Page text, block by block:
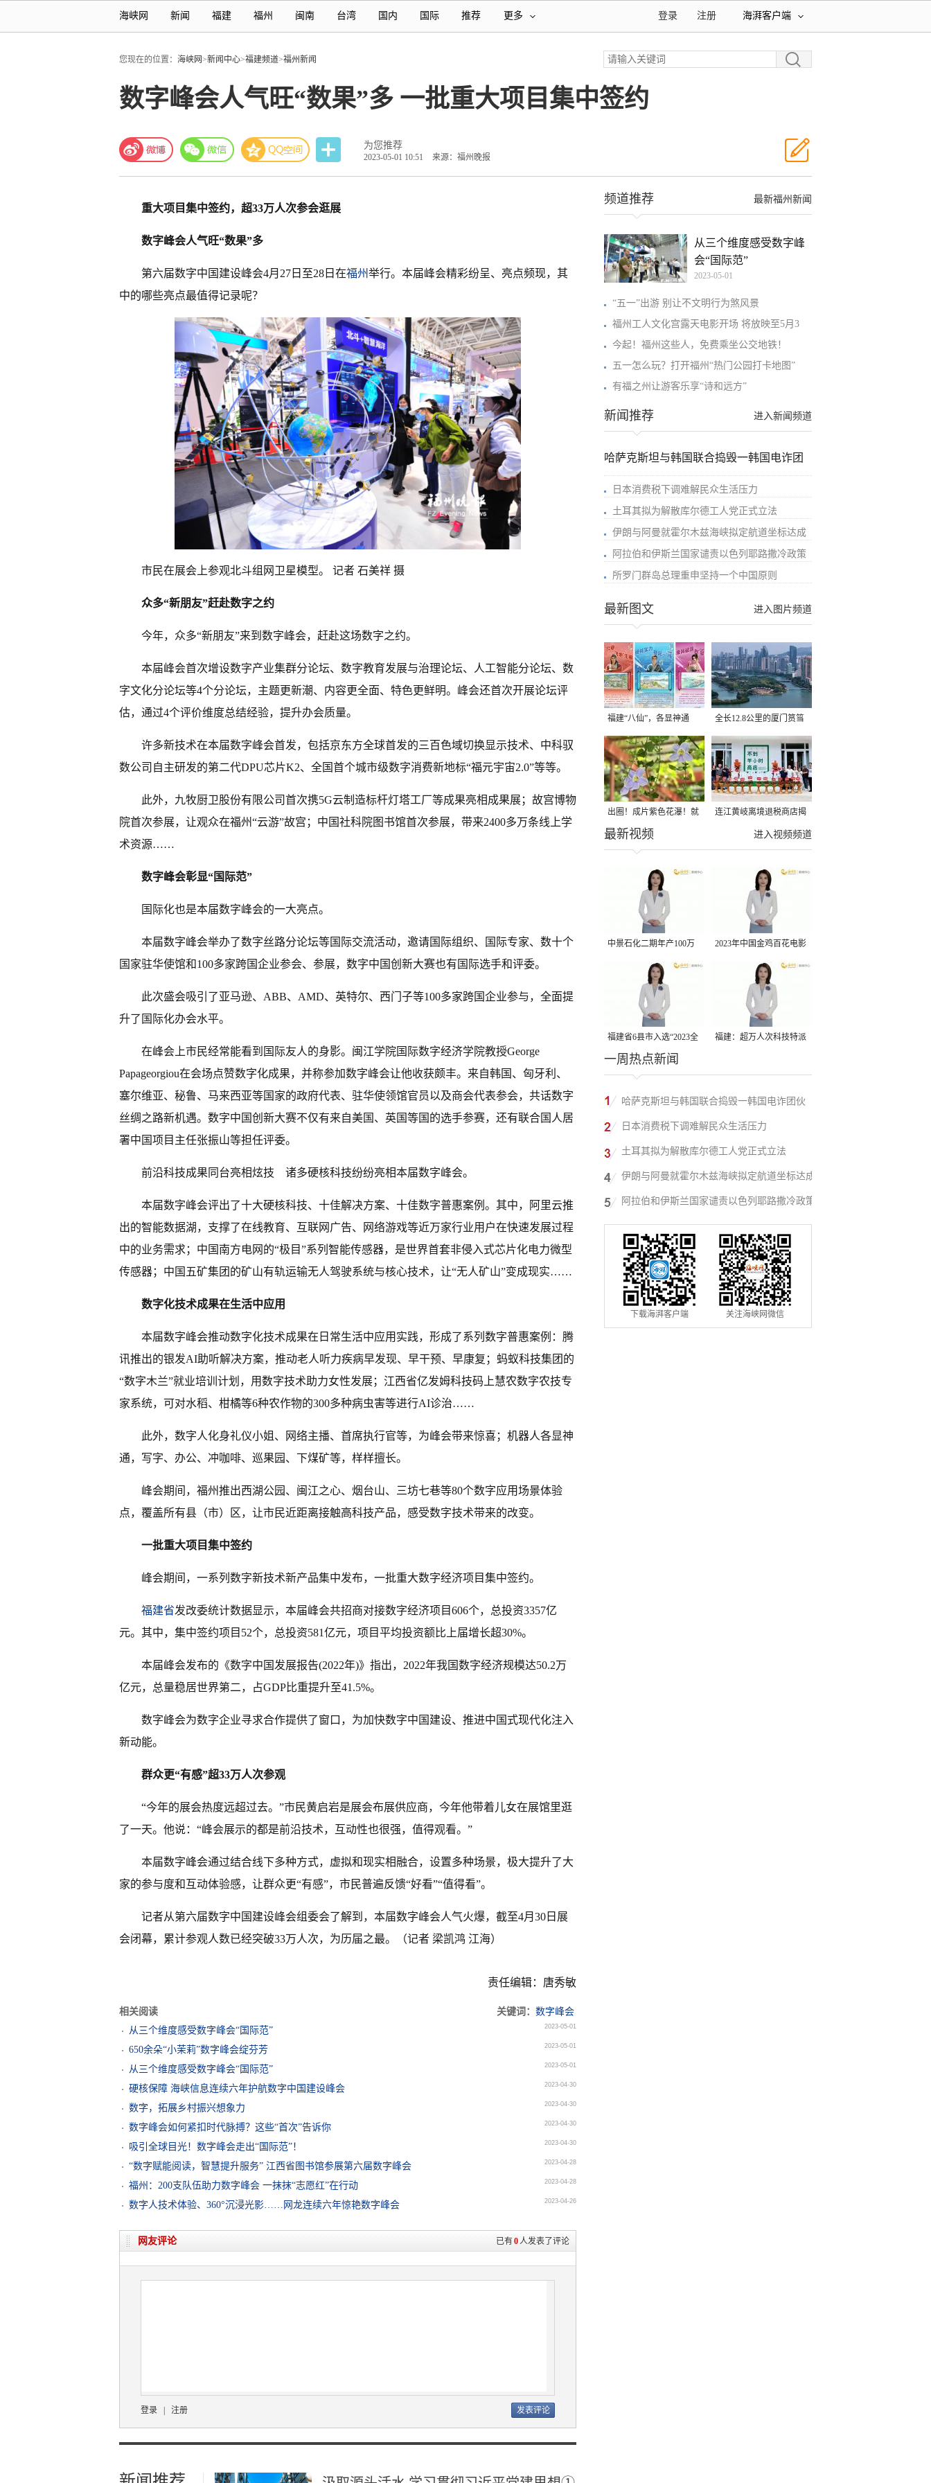
海峡网 新闻 福建 福州 闽南 台湾 国内 国际 推荐 更多 海湃客户端
注册
登录
您现在的位置： 海峡网>新闻中心>福建频道>福州新闻
数字峰会人气旺“数果”多 一批重大项目集中签约
为您推荐
2023-05-01 10:51 来源：福州晚报
重大项目集中签约，超33万人次参会逛展
数字峰会人气旺“数果”多
第六届数字中国建设峰会4月27日至28日在福州举行。本届峰会精彩纷呈、亮点频现，其
中的哪些亮点最值得记录呢？
市民在展会上参观北斗组网卫星模型。 记者 石美祥 摄
众多“新朋友”赶赴数字之约
今年，众多“新朋友”来到数字峰会，赶赴这场数字之约。
本届峰会首次增设数字产业集群分论坛、数字教育发展与治理论坛、人工智能分论坛、数
字文化分论坛等4个分论坛，主题更新潮、内容更全面、特色更鲜明。峰会还首次开展论坛评
估，通过4个评价维度总结经验，提升办会质量。
许多新技术在本届数字峰会首发，包括京东方全球首发的三百色域切换显示技术、中科驭
数公司自主研发的第二代DPU芯片K2、全国首个城市级数字消费新地标“福元宇宙2.0”等等。
此外，九牧厨卫股份有限公司首次携5G云制造标杆灯塔工厂等成果亮相成果展；故宫博物
院首次参展，让观众在福州“云游”故宫；中国社科院图书馆首次参展，带来2400多万条线上学
术资源……
数字峰会彰显“国际范”
国际化也是本届数字峰会的一大亮点。
本届数字峰会举办了数字丝路分论坛等国际交流活动，邀请国际组织、国际专家、数十个
国家驻华使馆和100多家跨国企业参会、参展，数字中国创新大赛也有国际选手和评委。
此次盛会吸引了亚马逊、ABB、AMD、英特尔、西门子等100多家跨国企业参与，全面提
升了国际化办会水平。
在峰会上市民经常能看到国际友人的身影。闽江学院国际数字经济学院教授George
Papageorgiou在会场点赞数字化成果，并称参加数字峰会让他收获颇丰。来自韩国、匈牙利、
塞尔维亚、秘鲁、马来西亚等国家的政府代表、驻华使领馆官员以及商会代表参会，共话数字
丝绸之路新机遇。数字中国创新大赛不仅有来自美国、英国等国的选手参赛，还有联合国人居
署中国项目主任张振山等担任评委。
前沿科技成果同台亮相炫技 诸多硬核科技纷纷亮相本届数字峰会。
本届数字峰会评出了十大硬核科技、十佳解决方案、十佳数字普惠案例。其中，阿里云推
出的智能数据湖，支撑了在线教育、互联网广告、网络游戏等近万家行业用户在快速发展过程
中的业务需求；中国南方电网的“极目”系列智能传感器，是世界首套非侵入式芯片化电力微型
传感器；中国五矿集团的矿山有轨运输无人驾驶系统与核心技术，让“无人矿山”变成现实……
数字化技术成果在生活中应用
本届数字峰会推动数字化技术成果在日常生活中应用实践，形成了系列数字普惠案例：腾
讯推出的银发AI助听解决方案，推动老人听力疾病早发现、早干预、早康复；蚂蚁科技集团的
“数字木兰”就业培训计划，用数字技术助力女性发展；江西省亿发姆科技码上慧农数字农技专
家系统，可对水稻、柑橘等6种农作物的300多种病虫害等进行AI诊治……
此外，数字人化身礼仪小姐、网络主播、首席执行官等，为峰会带来惊喜；机器人各显神
通，写字、办公、冲咖啡、巡果园、下煤矿等，样样擅长。
峰会期间，福州推出西湖公园、闽江之心、烟台山、三坊七巷等80个数字应用场景体验
点，覆盖所有县（市）区，让市民近距离接触高科技产品，感受数字技术带来的改变。
一批重大项目集中签约
峰会期间，一系列数字新技术新产品集中发布，一批重大数字经济项目集中签约。
福建省发改委统计数据显示，本届峰会共招商对接数字经济项目606个，总投资3357亿
元。其中，集中签约项目52个，总投资581亿元，项目平均投资额比上届增长超30%。
本届峰会发布的《数字中国发展报告(2022年)》指出，2022年我国数字经济规模达50.2万
亿元，总量稳居世界第二，占GDP比重提升至41.5%。
数字峰会为数字企业寻求合作提供了窗口，为加快数字中国建设、推进中国式现代化注入
新动能。
群众更“有感”超33万人次参观
“今年的展会热度远超过去。”市民黄启岩是展会布展供应商，今年他带着儿女在展馆里逛
了一天。他说：“峰会展示的都是前沿技术，互动性也很强，值得观看。”
本届数字峰会通过结合线下多种方式，虚拟和现实相融合，设置多种场景，极大提升了大
家的参与度和互动体验感，让群众更“有感”，市民普遍反馈“好看”“值得看”。
记者从第六届数字中国建设峰会组委会了解到，本届数字峰会人气火爆，截至4月30日展
会闭幕，累计参观人数已经突破33万人次，为历届之最。（记者 梁凯鸿 江海）
责任编辑：唐秀敏
相关阅读 关键词： 数字峰会
从三个维度感受数字峰会“国际范”
2023-05-01
650余朵“小茉莉”数字峰会绽芬芳 2023-05-01
从三个维度感受数字峰会“国际范” 2023-05-01
硬核保障 海峡信息连续六年护航数字中国建设峰会 2023-04-30
数字，拓展乡村振兴想象力 2023-04-30
数字峰会如何紧扣时代脉搏？这些“首次”告诉你 2023-04-30
吸引全球目光！数字峰会走出“国际范”！ 2023-04-30
“数字赋能阅读，智慧提升服务” 江西省图书馆参展第六届数字峰会 2023-04-28
福州：200支队伍助力数字峰会 一抹抹“志愿红”在行动 2023-04-28
数字人技术体验、360°沉浸光影……网龙连续六年惊艳数字峰会 2023-04-26
已有0人发表了评论
网友评论
登录 注册
最新福州新闻
频道推荐
从三个维度感受数字峰
会“国际范”
2023-05-01
“五一”出游 别让不文明行为煞风景
福州工人文化宫露天电影开场 将放映至5月3
今起！福州这些人，免费乘坐公交地铁！
五一怎么玩？打开福州“热门公园打卡地图”
有福之州让游客乐享“诗和远方”
进入新闻频道
新闻推荐
哈萨克斯坦与韩国联合捣毁一韩国电诈团
日本消费税下调难解民众生活压力
土耳其拟为解散库尔德工人党正式立法
伊朗与阿曼就霍尔木兹海峡拟定航道坐标达成
阿拉伯和伊斯兰国家谴责以色列耶路撒冷政策
所罗门群岛总理重申坚持一个中国原则
进入图片频道
最新图文
福建“八仙”，各显神通 全长12.8公里的厦门筼筜
湖健身步道全线贯通
出圈！成片紫色花瀑！就
在光明港公园
连江黄岐离境退税商店揭
进入视频频道
最新视频
中景石化二期年产100万
吨丙烷脱氢项目建成中交
2023年中国金鸡百花电影
节有福电影巡展31日启动
福建省6县市入选“2023全
国县域发展潜力百强县”
福建：超万人次科技特派
一周热点新闻
哈萨克斯坦与韩国联合捣毁一韩国电诈团伙
日本消费税下调难解民众生活压力
土耳其拟为解散库尔德工人党正式立法
伊朗与阿曼就霍尔木兹海峡拟定航道坐标达成
一致
阿拉伯和伊斯兰国家谴责以色列耶路撒冷政策
下载海湃客户端 关注海峡网微信